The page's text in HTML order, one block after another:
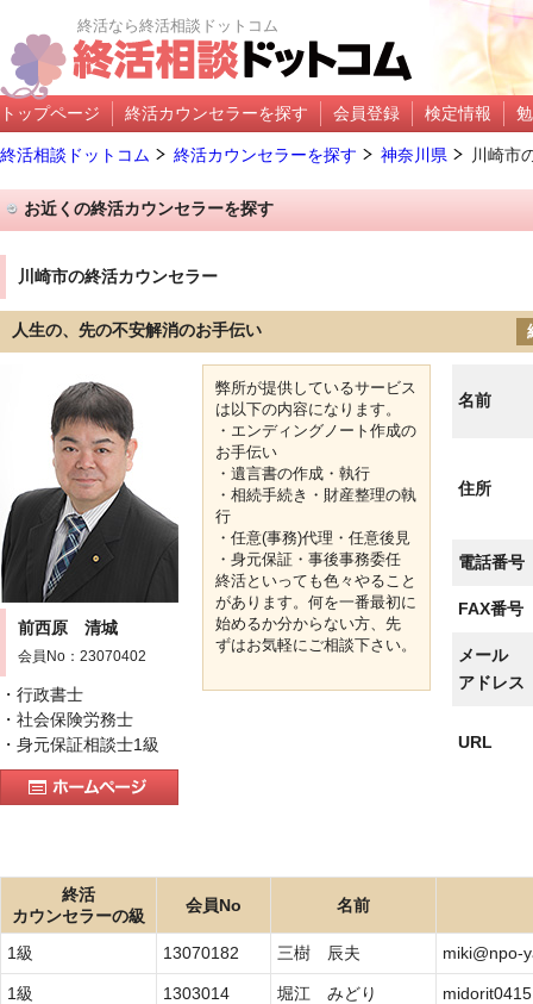
終活なら終活相談ドットコム
トップページ 終活カウンセラーを探す 会員登録 検定情報
終活相談ドットコム 終活カウンセラーを探す 神奈川県 川崎市
お近くの終活カウンセラーを探す
川崎市の終活カウンセラー
人生の、先の不安解消のお手伝い
前西原 清城
会員No：23070402
・行政書士
・社会保険労務士
・身元保証相談士1級
弊所が提供しているサービス
は以下の内容になります。
・エンディングノート作成の
お手伝い
・遺言書の作成・執行
・相続手続き・財産整理の執
行
・任意(事務)代理・任意後見
・身元保証・事後事務委任
終活といっても色々やること
があります。何を一番最初に
始めるか分からない方、先
ずはお気軽にご相談下さい。
名前
住所
電話番号
FAX番号
メール
アドレス
URL
終活
カウンセラーの級
会員No 名前
1級 13070182 三樹 辰夫 miki@npo-
1級 1303014 堀江 みどり